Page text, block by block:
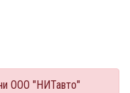
ООО "НИТавто"